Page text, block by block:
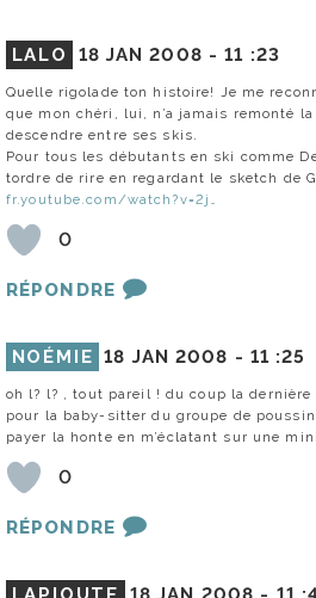
LALO 18 JAN 2008 -11 :23
Quelle rigolade ton histoire! Je me
que mon chéri, lui, n’a jamais remonté
descendre entre ses skis.
Pour tous les débutants en ski comme
tordre de rire en regardant le sketch de
fr.youtube.com/watch?v=2j…
0
RÉPONDRE
NOÉMIE 18 JAN 2008 - 11 :25
oh l? l? , tout pareil ! du coup la
pour la baby-sitter du groupe de
payer la honte en m’éclatant sur une
0
RÉPONDRE